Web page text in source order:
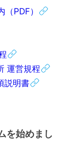
（PDF）
運営規程
説明書
を始めまし